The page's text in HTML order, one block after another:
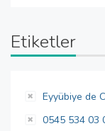
Etiketler
Eyyübiye de
0545 534 03